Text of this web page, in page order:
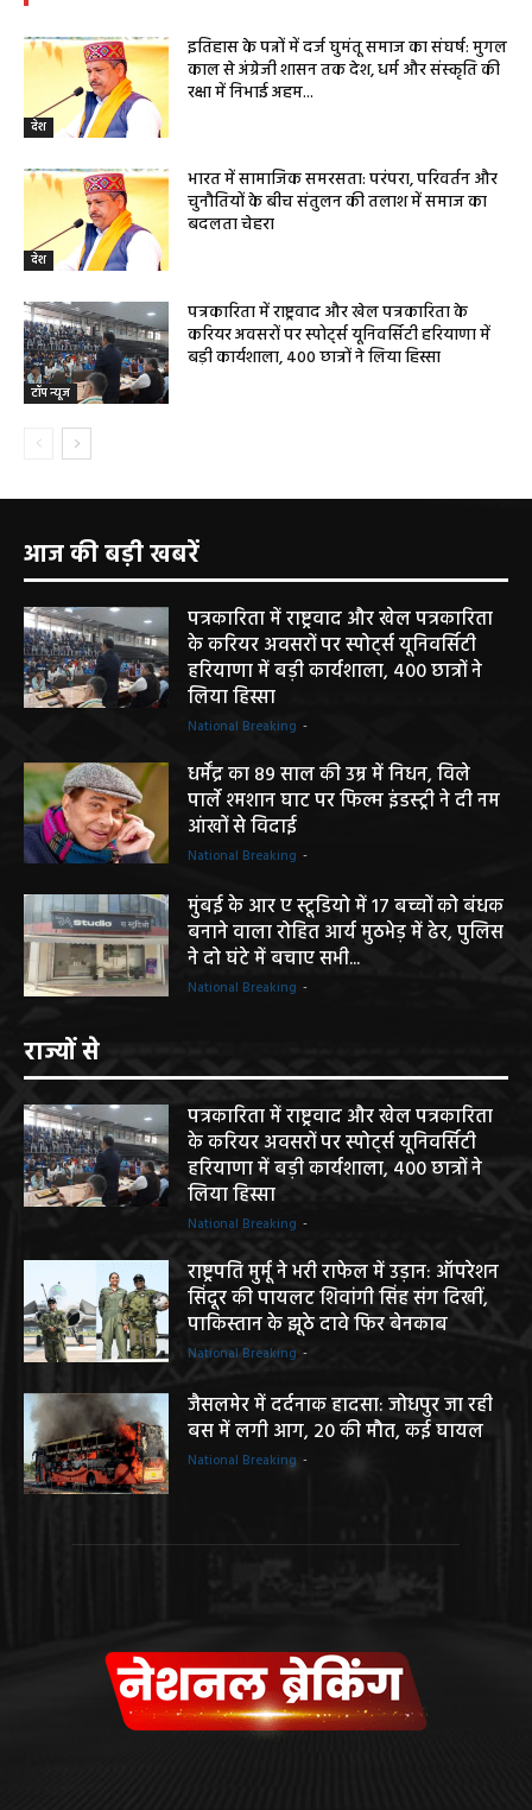
देश
इतिहास के पन्नों में दर्ज घुमंतू समाज का संघर्ष: मुगल
काल से अंग्रेजी शासन तक देश, धर्म और संस्कृति की
रक्षा में निभाई अहम...
देश
भारत में सामाजिक समरसता: परंपरा, परिवर्तन और
चुनौतियों के बीच संतुलन की तलाश में समाज का
बदलता चेहरा
टॉप न्यूज
पत्रकारिता में राष्ट्रवाद और खेल पत्रकारिता के
करियर अवसरों पर स्पोर्ट्स यूनिवर्सिटी हरियाणा में
बड़ी कार्यशाला, 400 छात्रों ने लिया हिस्सा
आज की बड़ी खबरें
पत्रकारिता में राष्ट्रवाद और खेल पत्रकारिता
के करियर अवसरों पर स्पोर्ट्स यूनिवर्सिटी
हरियाणा में बड़ी कार्यशाला, 400 छात्रों ने
लिया हिस्सा
National Breaking -
धर्मेंद्र का 89 साल की उम्र में निधन, विले
पार्ले श्मशान घाट पर फिल्म इंडस्ट्री ने दी नम
आंखों से विदाई
National Breaking -
मुंबई के आर ए स्टूडियो में 17 बच्चों को बंधक
बनाने वाला रोहित आर्य मुठभेड़ में ढेर, पुलिस
ने दो घंटे में बचाए सभी...
National Breaking -
राज्यों से
पत्रकारिता में राष्ट्रवाद और खेल पत्रकारिता
के करियर अवसरों पर स्पोर्ट्स यूनिवर्सिटी
हरियाणा में बड़ी कार्यशाला, 400 छात्रों ने
लिया हिस्सा
National Breaking -
राष्ट्रपति मुर्मू ने भरी राफेल में उड़ान: ऑपरेशन
सिंदूर की पायलट शिवांगी सिंह संग दिखीं,
पाकिस्तान के झूठे दावे फिर बेनकाब
National Breaking -
जैसलमेर में दर्दनाक हादसा: जोधपुर जा रही
बस में लगी आग, 20 की मौत, कई घायल
National Breaking -